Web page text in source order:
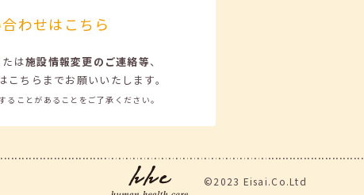
わせはこちら
たは施設情報変更のご連絡等、
こちらまでお願いいたします。
ることがあることをご了承ください。
©2023 Eisai.Co.Ltd